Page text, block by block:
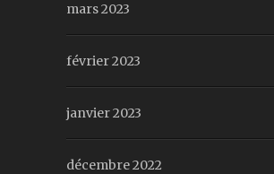
mars 2023
février 2023
janvier 2023
décembre 2022